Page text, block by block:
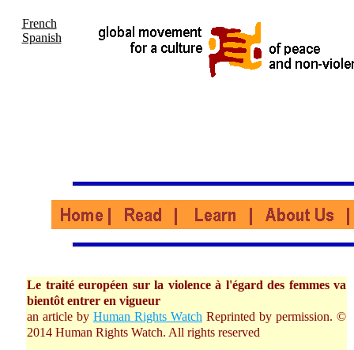
French
Spanish
Le traité européen sur la violence à l'égard des femmes va
bientôt entrer en vigueur
an article by Human Rights Watch Reprinted by permission. ©
2014 Human Rights Watch. All rights reserved